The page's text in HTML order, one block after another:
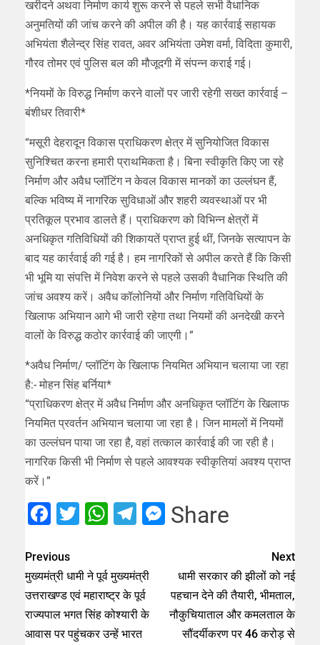
खरीदने अथवा निर्माण कार्य शुरू करने से पहले सभी वैधानिक
अनुमतियों की जांच करने की अपील की है। यह कार्रवाई सहायक
अभियंता शैलेन्द्र सिंह रावत, अवर अभियंता उमेश वर्मा, विदिता कुमारी,
गौरव तोमर एवं पुलिस बल की मौजूदगी में संपन्न कराई गई।
*नियमों के विरुद्ध निर्माण करने वालों पर जारी रहेगी सख्त कार्रवाई –
बंशीधर तिवारी*
“मसूरी देहरादून विकास प्राधिकरण क्षेत्र में सुनियोजित विकास
सुनिश्चित करना हमारी प्राथमिकता है। बिना स्वीकृति किए जा रहे
निर्माण और अवैध प्लॉटिंग न केवल विकास मानकों का उल्लंघन हैं,
बल्कि भविष्य में नागरिक सुविधाओं और शहरी व्यवस्थाओं पर भी
प्रतिकूल प्रभाव डालते हैं। प्राधिकरण को विभिन्न क्षेत्रों में
अनधिकृत गतिविधियों की शिकायतें प्राप्त हुई थीं, जिनके सत्यापन के
बाद यह कार्रवाई की गई है। हम नागरिकों से अपील करते हैं कि किसी
भी भूमि या संपत्ति में निवेश करने से पहले उसकी वैधानिक स्थिति की
जांच अवश्य करें। अवैध कॉलोनियों और निर्माण गतिविधियों के
खिलाफ अभियान आगे भी जारी रहेगा तथा नियमों की अनदेखी करने
वालों के विरुद्ध कठोर कार्रवाई की जाएगी।”
*अवैध निर्माण/ प्लॉटिंग के खिलाफ नियमित अभियान चलाया जा रहा
है:- मोहन सिंह बर्निया*
“प्राधिकरण क्षेत्र में अवैध निर्माण और अनधिकृत प्लॉटिंग के खिलाफ
नियमित प्रवर्तन अभियान चलाया जा रहा है। जिन मामलों में नियमों
का उल्लंघन पाया जा रहा है, वहां तत्काल कार्रवाई की जा रही है।
नागरिक किसी भी निर्माण से पहले आवश्यक स्वीकृतियां अवश्य प्राप्त
करें।”
Facebook
Twitter
WhatsApp
Telegram
Messenger
Share
Previous
मुख्यमंत्री धामी ने पूर्व मुख्यमंत्री
उत्तराखण्ड एवं महाराष्ट्र के पूर्व
राज्यपाल भगत सिंह कोश्यारी के
आवास पर पहुंचकर उन्हें भारत
Next
धामी सरकार की झीलों को नई
पहचान देने की तैयारी, भीमताल,
नौकुचियाताल और कमलताल के
सौंदर्यीकरण पर 46 करोड़ से